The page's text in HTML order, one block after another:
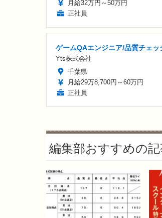
月給32万円～50万円
正社員
ゲームQAエンジニア/品質チェ
Yts株式会社
千葉県
月給29万8,700円～60万円
正社員
編集部おすすめの記